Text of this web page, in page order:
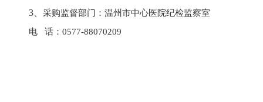
3、 采购监督部门： 温州市中心医院纪检监察室
电
话： 0577-88070209